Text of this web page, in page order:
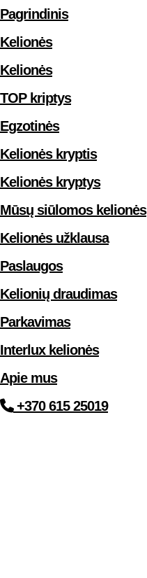
Pagrindinis
Kelionės
Kelionės
TOP kriptys
Egzotinės
Kelionės kryptis
Kelionės kryptys
Mūsų siūlomos kelionės
Kelionės užklausa
Paslaugos
Kelionių draudimas
Parkavimas
Interlux kelionės
Apie mus
+370 615 25019